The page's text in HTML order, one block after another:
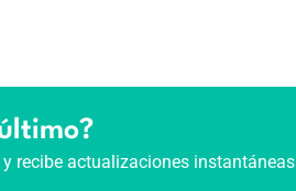
recibe actualizaciones instantáneas